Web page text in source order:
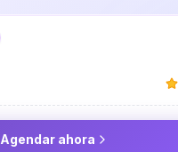
Agendar ahora